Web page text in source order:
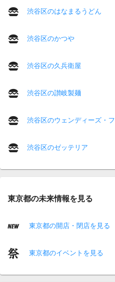
渋谷区のはなまるうどん
渋谷区のかつや
渋谷区の久兵衛屋
渋谷区の讃岐製麺
渋谷区のウェンディーズ・
渋谷区のゼッテリア
東京都の未来情報を見る
東京都の開店・閉店を見る
東京都のイベントを見る